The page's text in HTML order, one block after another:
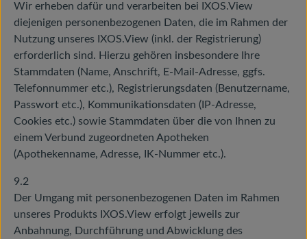
Wir erheben dafür und verarbeiten bei IXOS.View
diejenigen personenbezogenen Daten, die im Rahmen der
Nutzung unseres IXOS.View (inkl. der Registrierung)
erforderlich sind. Hierzu gehören insbesondere Ihre
Stammdaten (Name, Anschrift, E-Mail-Adresse, ggfs.
Telefonnummer etc.), Registrierungsdaten (Benutzername,
Passwort etc.), Kommunikationsdaten (IP-Adresse,
Cookies etc.) sowie Stammdaten über die von Ihnen zu
einem Verbund zugeordneten Apotheken
(Apothekenname, Adresse, IK-Nummer etc.).
9.2
Der Umgang mit personenbezogenen Daten im Rahmen
unseres Produkts IXOS.View erfolgt jeweils zur
Anbahnung, Durchführung und Abwicklung des